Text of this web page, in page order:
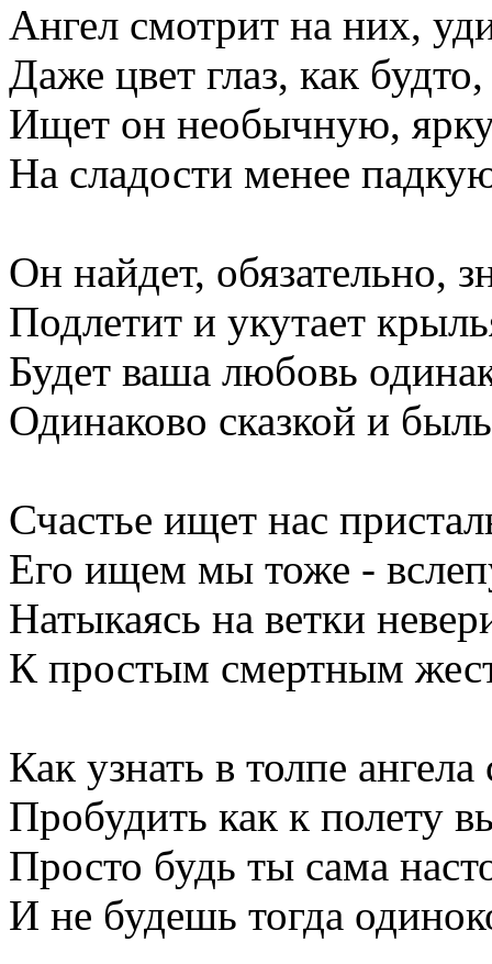
Ангел смотрит на них,
Даже цвет глаз, как
Ищет он необычную,
На сладости менее
Он найдет, обязательно,
Подлетит и укутает
Будет ваша любовь
Одинаково сказкой и
Счастье ищет нас
Его ищем мы тоже -
Натыкаясь на ветки
К простым смертным
Как узнать в толпе
Пробудить как к полету
Просто будь ты сама
И не будешь тогда